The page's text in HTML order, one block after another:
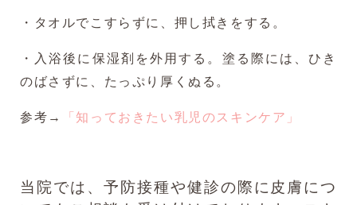
・タオルでこすらずに、押し拭きをする。
・入浴後に保湿剤を外用する。塗る際には、ひき
のばさずに、たっぷり厚くぬる。
参考→ 「知っておきたい乳児のスキンケア」
当院では、予防接種や健診の際に皮膚につ